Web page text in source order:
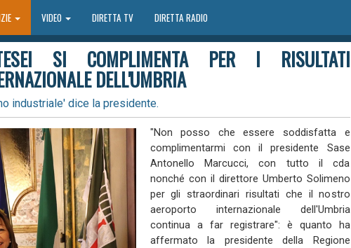
VIDEO DIRETTA TV DIRETTA RADIO
SI COMPLIMENTA PER I RISULTATI
DELL'UMBRIA
industriale' dice la presidente.
"Non posso che essere soddisfatta e
complimentarmi con il presidente Sase
Antonello Marcucci, con tutto il cda
nonché con il direttore Umberto Solimeno
per gli straordinari risultati che il nostro
aeroporto internazionale dell'Umbria
continua a far registrare": è quanto ha
affermato la presidente della Regione